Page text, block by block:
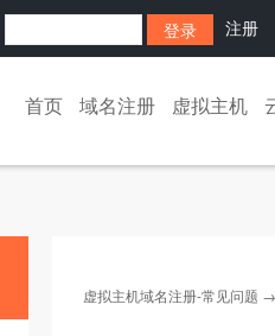
注册
首页 域名注册 虚拟主机
虚拟主机域名注册-常见问题